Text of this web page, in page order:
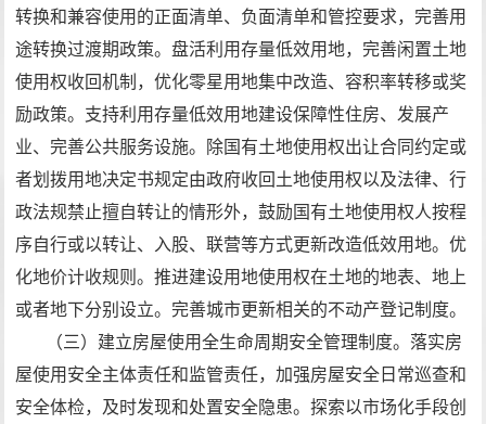
转换和兼容使用的正面清单、负面清单和管控要求，完善用
途转换过渡期政策。盘活利用存量低效用地，完善闲置土地
使用权收回机制，优化零星用地集中改造、容积率转移或奖
励政策。支持利用存量低效用地建设保障性住房、发展产
业、完善公共服务设施。除国有土地使用权出让合同约定或
者划拨用地决定书规定由政府收回土地使用权以及法律、行
政法规禁止擅自转让的情形外，鼓励国有土地使用权人按程
序自行或以转让、入股、联营等方式更新改造低效用地。优
化地价计收规则。推进建设用地使用权在土地的地表、地上
或者地下分别设立。完善城市更新相关的不动产登记制度。
（三）建立房屋使用全生命周期安全管理制度。落实房
屋使用安全主体责任和监管责任，加强房屋安全日常巡查和
安全体检，及时发现和处置安全隐患。探索以市场化手段创